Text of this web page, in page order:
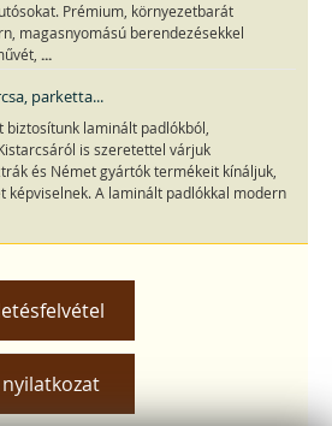
Prémium, környezetbarát
magasnyomású berendezésekkel
...
parketta...
biztosítunk laminált padlókból,
is szeretettel várjuk
és Német gyártók termékeit kínáljuk,
képviselnek. A laminált padlókkal modern
nyilatkozat